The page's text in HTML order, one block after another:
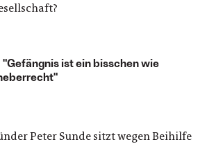
"Gefängnis ist ein bisschen wie
Peter Sunde sitzt wegen Beihilfe